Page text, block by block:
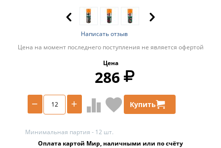
Написать отзыв
Цена на момент последнего поступления не является офертой
Цена
286
+
− Купить
Минимальная партия - 12 шт.
Оплата картой Мир, наличными или по счёту